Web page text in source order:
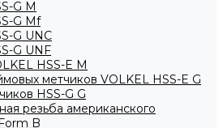
G M
G Mf
G UNC
G UNF
HSS-E M
метчиков VOLKEL HSS-E G
HSS-G G
резьба американского
B